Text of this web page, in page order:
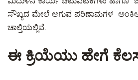
ಸೌಖ್ಯದ ಮೇಲೆ ಆಗುವ ಪರಿಣಾಮಗಳ
ಚಾಲ್ತಿಯಲ್ಲಿವೆ.
ಈ ಕ್ರಿಯೆಯು ಹೇಗೆ